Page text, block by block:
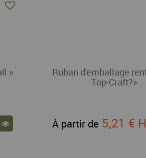
»
Ruban d'emballage
Top-Craft?»
À partir de 5,21 €